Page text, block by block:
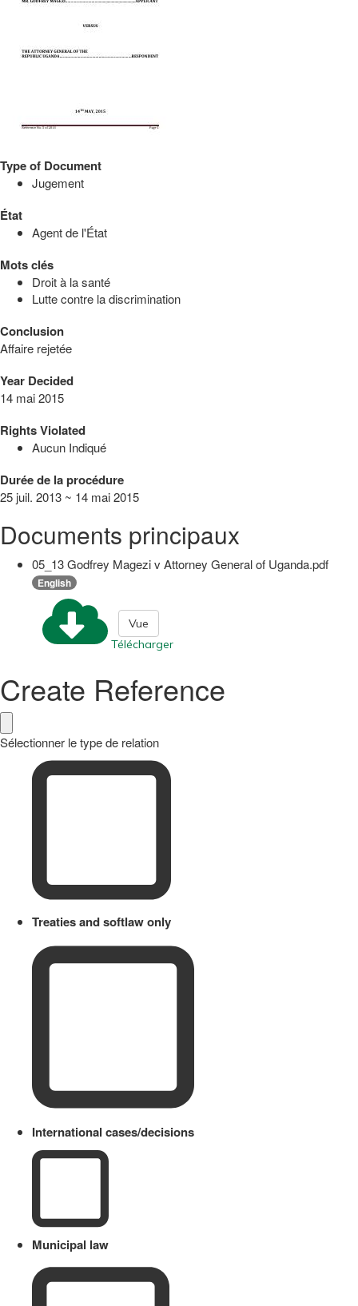
Type of Document
Jugement
État
Agent de l'État
Mots clés
Droit à la santé
Lutte contre la discrimination
Conclusion
Affaire rejetée
Year Decided
14 mai 2015
Rights Violated
Aucun Indiqué
Durée de la procédure
25 juil. 2013 ~ 14 mai 2015
Documents principaux
05_13 Godfrey Magezi v Attorney General of Uganda.pdf
English
Télécharger
Vue
Create Reference
Sélectionner le type de relation
Treaties and softlaw only
International cases/decisions
Municipal law